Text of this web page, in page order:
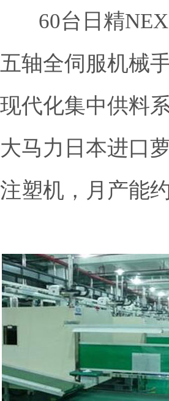
60台日精NEX
五轴全伺服机械手
现代化集中供料
大马力日本进口
注塑机，月产能